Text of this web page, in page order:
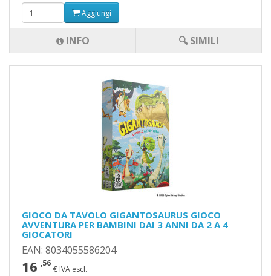
Aggiungi
INFO 🔍 SIMILI
GIOCO DA TAVOLO GIGANTOSAURUS GIOCO
AVVENTURA PER BAMBINI DAI 3 ANNI DA 2 A 4
GIOCATORI
EAN: 8034055586204
16 ,56
€ IVA escl.